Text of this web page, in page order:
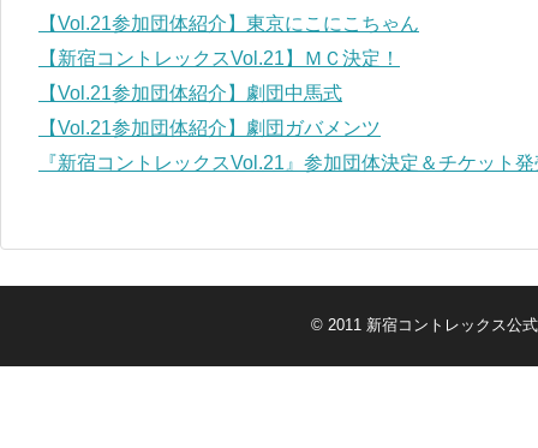
【Vol.21参加団体紹介】東京にこにこちゃん
【新宿コントレックスVol.21】ＭＣ決定！
【Vol.21参加団体紹介】劇団中馬式
【Vol.21参加団体紹介】劇団ガバメンツ
『新宿コントレックスVol.21』参加団体決定＆チケット
© 2011 新宿コントレックス公